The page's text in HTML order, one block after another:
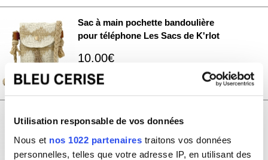
Utilisation responsable de vos données
Nous et nos 1022 partenaires traitons vos données
personnelles, telles que votre adresse IP, en utilisant des
Sac à main pochette bandoulière
pour téléphone Les Sacs de K'rlot
10.00€
K0536
Sac à main pochette bandoulière
10.00€